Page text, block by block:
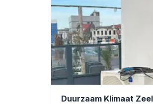
Duurzaam Klimaat